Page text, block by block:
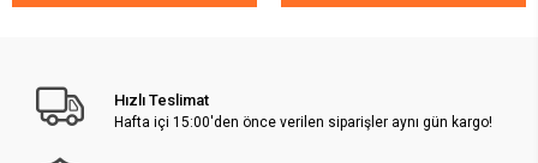
Hızlı Teslimat
Hafta içi 15:00'den önce verilen siparişler aynı gün kargo!